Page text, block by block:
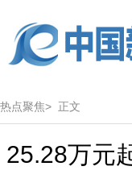
热点聚焦> 正文
25.28万元